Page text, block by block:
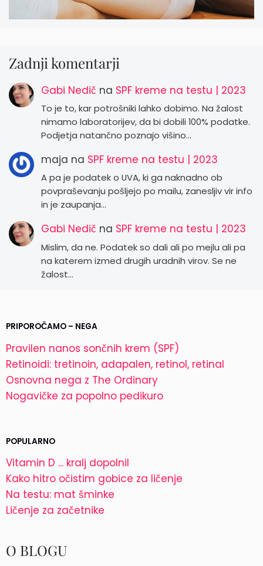
Zadnji komentarji
Gabi Nedič na SPF kreme na testu | 2023
To je to, kar potrošniki lahko dobimo. Na žalost
nimamo laboratorijev, da bi dobili 100% podatke.
Podjetja natančno poznajo višino…
maja na SPF kreme na testu | 2023
A pa je podatek o UVA, ki ga naknadno ob
povpraševanju pošljejo po mailu, zanesljiv vir info
in je zaupanja…
Gabi Nedič na SPF kreme na testu | 2023
Mislim, da ne. Podatek so dali ali po mejlu ali pa
na katerem izmed drugih uradnih virov. Se ne
žalost…
PRIPOROČAMO – NEGA
Pravilen nanos sončnih krem (SPF)
Retinoidi: tretinoin, adapalen, retinol, retinal
Osnovna nega z The Ordinary
Nogavičke za popolno pedikuro
POPULARNO
Vitamin D ... kralj dopolnil
Kako hitro očistim gobice za ličenje
Na testu: mat šminke
Ličenje za začetnike
O BLOGU